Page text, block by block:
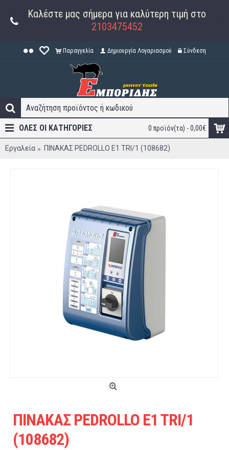
Καλέστε μας σήμερα για καλύτερη τιμή στο
2103475452
Παραγγελία Δημιουργία Λογαριασμού Σύνδεση
0 προϊόν(τα) - 0,00€
ΟΛΕΣ ΟΙ ΚΑΤΗΓΟΡΊΕΣ
Εργαλεία ΠΙΝΑΚΑΣ PEDROLLO E1 TRI/1 (108682)
ΠΙΝΑΚΑΣ PEDROLLO E1 TRI/1
(108682)